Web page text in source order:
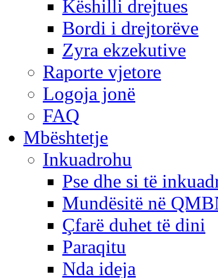
Këshilli drejtues
Bordi i drejtorëve
Zyra ekzekutive
Raporte vjetore
Logoja jonë
FAQ
Mbështetje
Inkuadrohu
Pse dhe si të
Mundësitë në
Çfarë duhet të dini
Paraqitu
Nda ideja